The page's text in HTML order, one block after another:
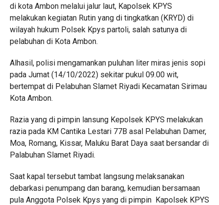
di kota Ambon melalui jalur laut, Kapolsek KPYS
melakukan kegiatan Rutin yang di tingkatkan (KRYD) di
wilayah hukum Polsek Kpys partoli, salah satunya di
pelabuhan di Kota Ambon.
Alhasil, polisi mengamankan puluhan liter miras jenis sopi
pada Jumat (14/10/2022) sekitar pukul 09.00 wit,
bertempat di Pelabuhan Slamet Riyadi Kecamatan Sirimau
Kota Ambon.
Razia yang di pimpin lansung Kepolsek KPYS melakukan
razia pada KM Cantika Lestari 77B asal Pelabuhan Damer,
Moa, Romang, Kissar, Maluku Barat Daya saat bersandar di
Palabuhan Slamet Riyadi.
Saat kapal tersebut tambat langsung melaksanakan
debarkasi penumpang dan barang, kemudian bersamaan
pula Anggota Polsek Kpys yang di pimpin Kapolsek KPYS